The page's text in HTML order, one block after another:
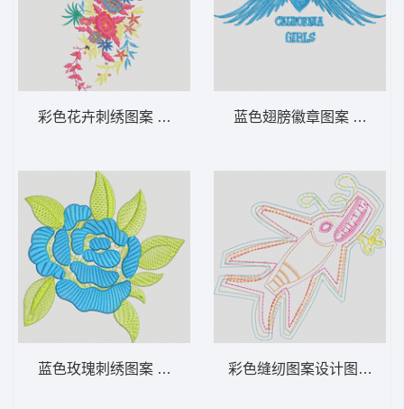
彩色花卉刺绣图案 靓花
蓝色玫瑰刺绣图案 靓花
蓝色翅膀徽章图案 翅膀
彩色缝纫图案设计图 鱼